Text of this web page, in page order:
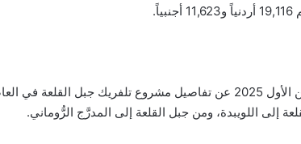
وكانت الحكومة كشفت في تشرين الأول 2025 عن تفاصيل مشروع تلفريك جبل
إلى اللويبدة، ومن جبل القلعة إلى المدرَّج الرُّوماني.